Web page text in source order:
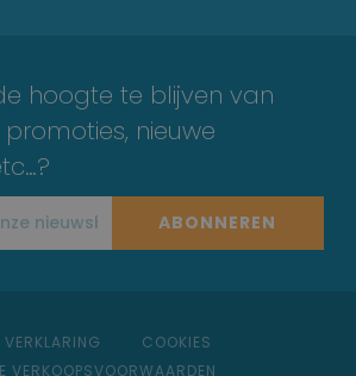
hoogte te blijven van
nieuwe
ABONNEREN
COOKIES
VERKOOPSVOORWAARDEN